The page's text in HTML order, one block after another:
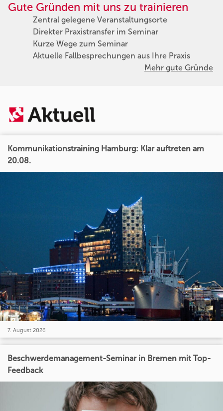
Gute Gründen mit uns zu trainieren
Zentral gelegene Veranstaltungsorte
Direkter Praxistransfer im Seminar
Kurze Wege zum Seminar
Aktuelle Fallbesprechungen aus Ihre Praxis
Mehr gute Gründe
Kommunikationstraining Hamburg: Klar auftreten am
20.08.
7. August 2026
Beschwerdemanagement-Seminar in Bremen mit Top-
Feedback